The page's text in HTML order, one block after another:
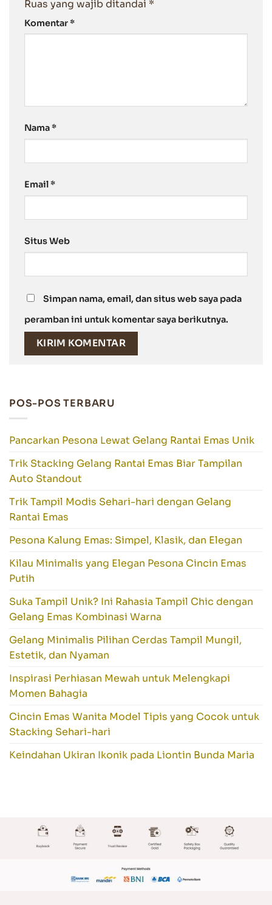
Ruas yang wajib ditandai *
Komentar*
Nama*
Email*
Situs Web
Simpan nama, email, dan situs web saya pada
peramban ini untuk komentar saya berikutnya.
POS-POS TERBARU
Pancarkan Pesona Lewat Gelang Rantai Emas Unik
Trik Stacking Gelang Rantai Emas Biar Tampilan
Auto Standout
Trik Tampil Modis Sehari-hari dengan Gelang
Rantai Emas
Pesona Kalung Emas: Simpel, Klasik, dan Elegan
Kilau Minimalis yang Elegan Pesona Cincin Emas
Putih
Suka Tampil Unik? Ini Rahasia Tampil Chic dengan
Gelang Emas Kombinasi Warna
Gelang Minimalis Pilihan Cerdas Tampil Mungil,
Estetik, dan Nyaman
Inspirasi Perhiasan Mewah untuk Melengkapi
Momen Bahagia
Cincin Emas Wanita Model Tipis yang Cocok untuk
Stacking Sehari-hari
Keindahan Ukiran Ikonik pada Liontin Bunda Maria